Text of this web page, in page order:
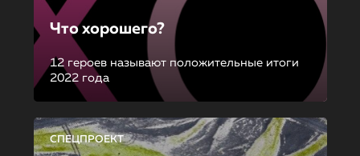
Что хорошего?
12 героев называют положительные итоги
2022 года
СПЕЦПРОЕКТ